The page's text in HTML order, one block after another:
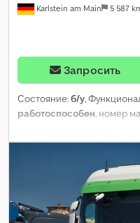
Karlstein am Main 5 587
Запросить
Состояние:б/у,
работоспособен , номер
,
(530,25 л.с.), первая
9 067 кг
, общий вес:26
,
следующая проверка (TÜV):
топливного бака:
,